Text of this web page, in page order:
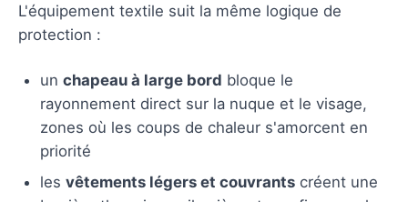
L'équipement textile suit la même logique de
protection :
un chapeau à large bord bloque le
rayonnement direct sur la nuque et le visage,
zones où les coups de chaleur s'amorcent en
priorité
les vêtements légers et couvrants créent une